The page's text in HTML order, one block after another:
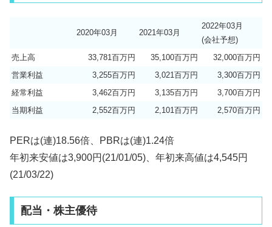
2020年03月 2021年03月
2022年03月
(会社予想)
売上高
33,781百万円 35,100百万円
32,000百万円
営業利益
3,255百万円 3,021百万円
3,300百万円
経常利益
3,462百万円 3,135百万円
3,700百万円
当期利益
2,552百万円 2,101百万円 2,570百万円
PERは(連)18.56倍、PBRは(連)1.24倍
年初来安値は3,900円(21/01/05)、年初来高値は4,545円
(21/03/22)
配当・株主優待